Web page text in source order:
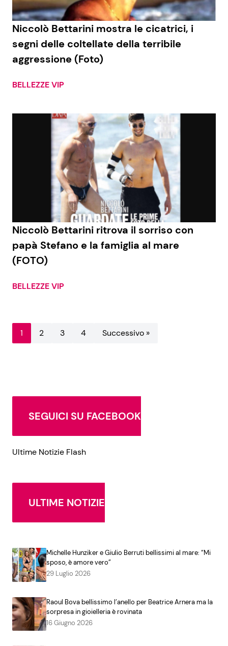
Niccolò Bettarini mostra le cicatrici, i
segni delle coltellate della terribile
aggressione (Foto)
BELLEZZE VIP
Niccolò Bettarini ritrova il sorriso con
papà Stefano e la famiglia al mare
(FOTO)
BELLEZZE VIP
1 2 3 4 Successivo »
SEGUICI SU FACEBOOK
Ultime Notizie Flash
ULTIME NOTIZIE
Michelle Hunziker e Giulio Berruti bellissimi al mare: “Mi
sposo, è amore vero”
29 Luglio 2026
Raoul Bova bellissimo l’anello per Beatrice Arnera ma la
sorpresa in gioielleria è rovinata
16 Giugno 2026